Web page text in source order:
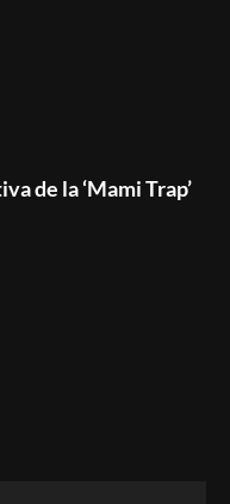
de la ‘Mami Trap’